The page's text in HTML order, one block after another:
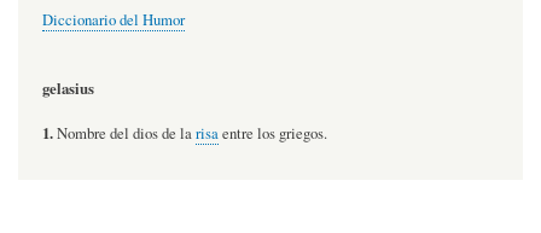
Diccionario del Humor
gelasius
1.Nombre del dios de larisaentre los griegos.